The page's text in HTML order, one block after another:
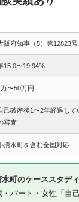
阪府知事（5）第12823号
15.0〜19.94%
万〜50万円
己破産後1〜2年経過し
審査
清水町を含む全国対応
町のケーススタディ
パート・女性「自